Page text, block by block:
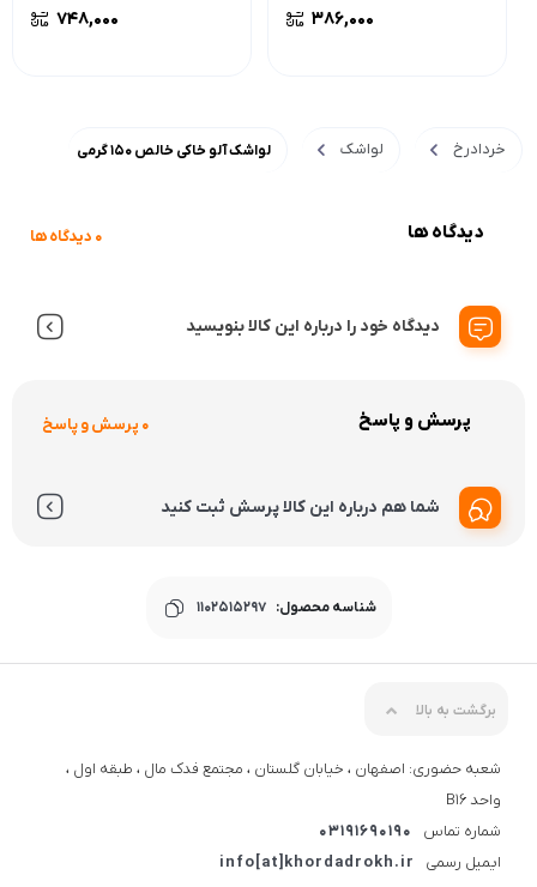
386,000
748,000
خردادرخ لواشک لواشک آلو خاکی خالص 150 گرمی
دیدگاه ها 0 دیدگاه ها
دیدگاه خود را درباره این کالا بنویسید
پرسش و پاسخ 0 پرسش و پاسخ
شما هم درباره این کالا پرسش ثبت کنید
شناسه محصول: 1102515297
برگشت به بالا
شعبه حضوری: اصفهان ، خیابان گلستان ، مجتمع فدک مال ، طبقه اول ،
واحد B16
شماره تماس
03191690190
ایمیل رسمی
info[at]khordadrokh.ir